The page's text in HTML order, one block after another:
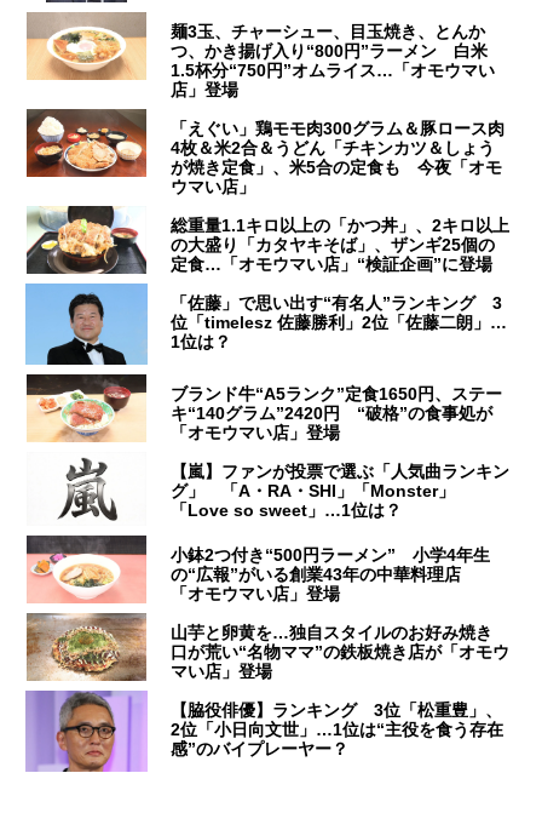
麺3玉、チャーシュー、目玉焼き、とんか
つ、かき揚げ入り“800円”ラーメン 白米
1.5杯分“750円”オムライス…「オモウマい
店」登場
「えぐい」鶏モモ肉300グラム＆豚ロース肉
4枚＆米2合＆うどん「チキンカツ＆しょう
が焼き定食」、米5合の定食も 今夜「オモ
ウマい店」
総重量1.1キロ以上の「かつ丼」、2キロ以上
の大盛り「カタヤキそば」、ザンギ25個の
定食…「オモウマい店」“検証企画”に登場
「佐藤」で思い出す“有名人”ランキング 3
位「timelesz 佐藤勝利」2位「佐藤二朗」…
1位は？
ブランド牛“A5ランク”定食1650円、ステー
キ“140グラム”2420円 “破格”の食事処が
「オモウマい店」登場
【嵐】ファンが投票で選ぶ「人気曲ランキン
グ」 「A・RA・SHI」「Monster」
「Love so sweet」…1位は？
小鉢2つ付き“500円ラーメン” 小学4年生
の“広報”がいる創業43年の中華料理店
「オモウマい店」登場
山芋と卵黄を…独自スタイルのお好み焼き
口が荒い“名物ママ”の鉄板焼き店が「オモウ
マい店」登場
【脇役俳優】ランキング 3位「松重豊」、
2位「小日向文世」…1位は“主役を食う存在
感”のバイプレーヤー？